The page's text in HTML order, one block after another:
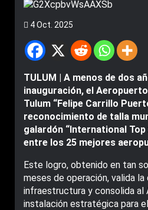
4 Oct. 2025
TULUM | A menos de dos
inauguración, el
Tulum “Felipe Carrillo
reconocimiento de talla
galardón “International Top
entre los 25 mejores
Este logro, obtenido en tan
meses de operación, valida la
infraestructura y consolida al
instalación estratégica para